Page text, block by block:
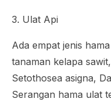
3. Ulat Api
Ada empat jenis
tanaman kelapa
Setothosea asigna,
Serangan hama ulat